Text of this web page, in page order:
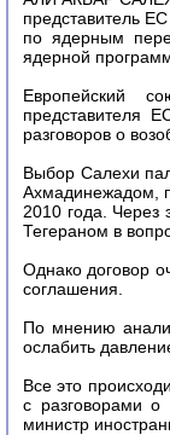
представитель
по ядерным
ядерной
Европейский
представителя
разговоров о
Выбор Салехи
Ахмадинежадом,
2010 года. Через
Тегераном в
Однако договор
соглашения.
По мнению
ослабить
Все это
с разговорами
министр